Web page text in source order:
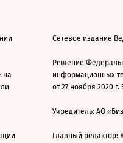
на
Сетевое издание
Решение
информационных
от 27 ноября 2020
Учредитель: АО
Главный редактор: